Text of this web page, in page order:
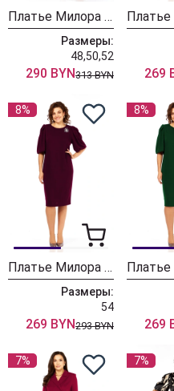
Платье Милора Стиль 1448 песочный
Размеры:
48,50,52
290 BYN313 BYN 269
8%
Платье Милора Стиль 1421 винный
Размеры:
54
269 BYN293 BYN
8%
269
7% 7%